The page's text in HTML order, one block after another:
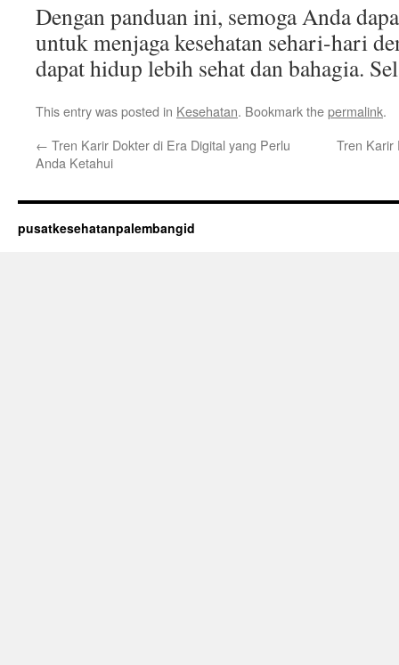
Dengan panduan ini, semoga Anda
untuk menjaga kesehatan sehari-hari
dapat hidup lebih sehat dan bahagia.
This entry was posted in Kesehatan. Bookmark thepermalink.
← Tren Karir Dokter di Era Digital yang Perlu
Anda Ketahui
Tren Karir
pusatkesehatanpalembangid